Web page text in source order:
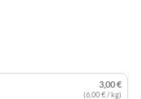
3,00 €
(6,00 € / kg)